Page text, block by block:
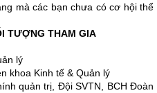
mà các bạn chưa có cơ hội thể
TƯỢNG THAM GIA
lý
khoa Kinh tế & Quản lý
quản trị, Đội SVTN, BCH Đoàn